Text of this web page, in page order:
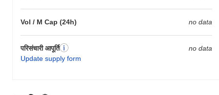
Vol / M Cap (24h) no data
परिसंचारी आपूर्ति
Update supply form
no data